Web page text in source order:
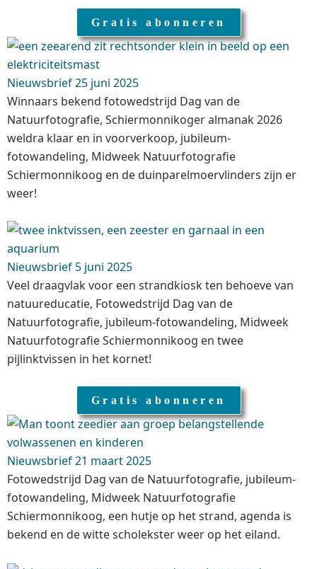
Gratis abonneren
Nieuwsbrief 25 juni 2025
Winnaars bekend fotowedstrijd Dag van de
Natuurfotografie, Schiermonnikoger almanak 2026
weldra klaar en in voorverkoop, jubileum-
fotowandeling, Midweek Natuurfotografie
Schiermonnikoog en de duinparelmoervlinders zijn er
weer!
Nieuwsbrief 5 juni 2025
Veel draagvlak voor een strandkiosk ten behoeve van
natuureducatie, Fotowedstrijd Dag van de
Natuurfotografie, jubileum-fotowandeling, Midweek
Natuurfotografie Schiermonnikoog en twee
pijlinktvissen in het kornet!
Gratis abonneren
Nieuwsbrief 21 maart 2025
Fotowedstrijd Dag van de Natuurfotografie, jubileum-
fotowandeling, Midweek Natuurfotografie
Schiermonnikoog, een hutje op het strand, agenda is
bekend en de witte scholekster weer op het eiland.